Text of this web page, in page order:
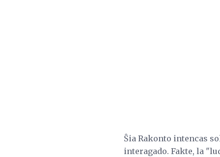
Ŝia Rakonto intencas
interagado. Fakte, la